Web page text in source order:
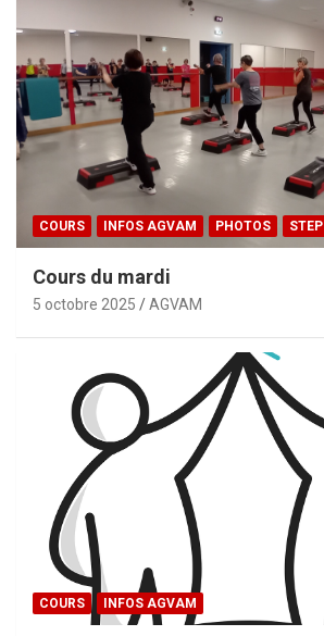
COURS INFOS AGVAM PHOTOS STEP
Cours du mardi
5 octobre 2025 AGVAM
COURS INFOS AGVAM